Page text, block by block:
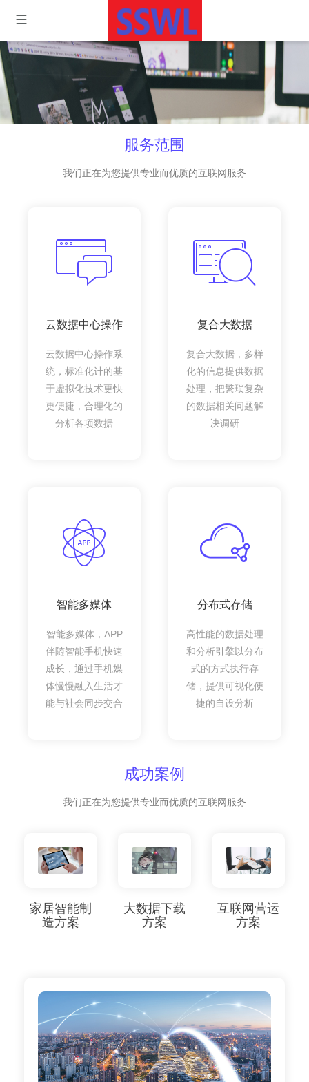
服务范围
我们正在为您提供专业而优质的互联网服务
云数据中心操作
云数据中心操作系
统，标准化计的基
于虚拟化技术更快
更便捷，合理化的
分析各项数据
复合大数据
复合大数据，多样
化的信息提供数据
处理，把繁琐复杂
的数据相关问题解
决调研
智能多媒体
智能多媒体，APP
伴随智能手机快速
成长，通过手机媒
体慢慢融入生活才
能与社会同步交合
分布式存储
高性能的数据处理
和分析引擎以分布
式的方式执行存
储，提供可视化便
捷的自设分析
成功案例
我们正在为您提供专业而优质的互联网服务
家居智能制
造方案
大数据下载
方案
互联网营运
方案